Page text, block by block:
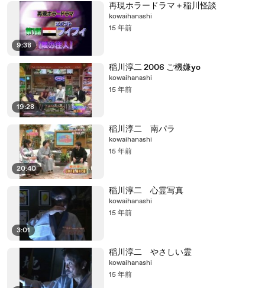
9:38
再現ホラードラマ＋稲川怪談
kowaihanashi
15 年前
19:28
稲川淳二 2006 ご機嫌yo
kowaihanashi
15 年前
20:40
稲川淳二 南パラ
kowaihanashi
15 年前
3:01
稲川淳二 心霊写真
kowaihanashi
15 年前
稲川淳二 やさしい霊
kowaihanashi
15 年前